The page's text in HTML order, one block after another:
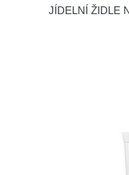
JÍDELNÍ ŽIDLE